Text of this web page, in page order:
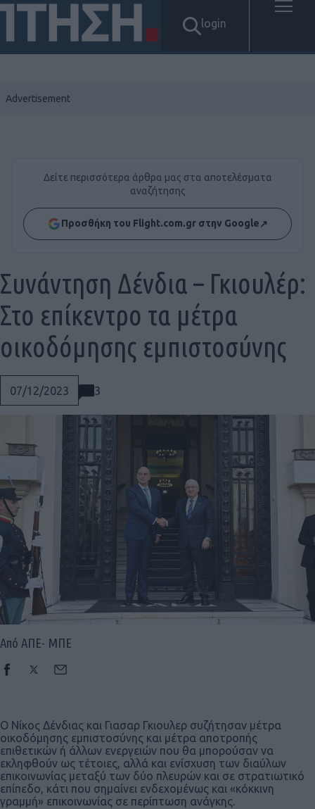
login
Social
Δείτε περισσότερα άρθρα μας στα αποτελέσματα
αναζήτησης
Προσθήκη του Flight.com.gr στην Google↗
07/12/2023 3
Συνάντηση Δένδια – Γκιουλέρ:
Στο επίκεντρο τα μέτρα
οικοδόμησης εμπιστοσύνης
Από ΑΠΕ- ΜΠΕ
Ο Νίκος Δένδιας και Γιασαρ Γκιουλερ συζήτησαν μέτρα
οικοδόμησης εμπιστοσύνης και μέτρα αποτροπής
επιθετικών ή άλλων ενεργειών που θα μπορούσαν να
εκληφθούν ως τέτοιες, αλλά και ενίσχυση των διαύλων
επικοινωνίας μεταξύ των δύο πλευρών και σε στρατιωτικό
επίπεδο, κάτι που σημαίνει ενδεχομένως και «κόκκινη
γραμμή» επικοινωνίας σε περίπτωση ανάγκης.